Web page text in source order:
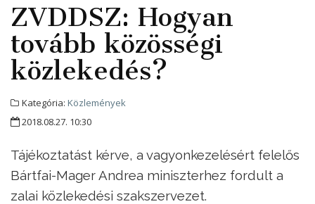
ZVDDSZ: Hogyan
tovább közösségi
közlekedés?
Kategória: Közlemények
2018.08.27. 10:30
Tájékoztatást kérve, a vagyonkezelésért felelős
Bártfai-Mager Andrea miniszterhez fordult a
zalai közlekedési szakszervezet.